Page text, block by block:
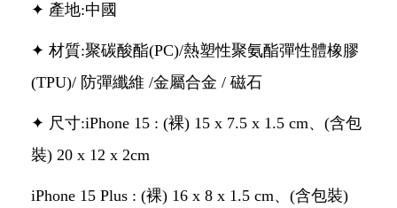
✦ 產地:中國
✦ 材質:聚碳酸酯(PC)/熱塑性聚氨酯彈性體橡膠
(TPU)/ 防彈纖維 /金屬合金 / 磁石
✦ 尺寸:iPhone 15 : (裸) 15 x 7.5 x 1.5 cm、(含包
裝) 20 x 12 x 2cm
iPhone 15 Plus : (裸) 16 x 8 x 1.5 cm、(含包裝)